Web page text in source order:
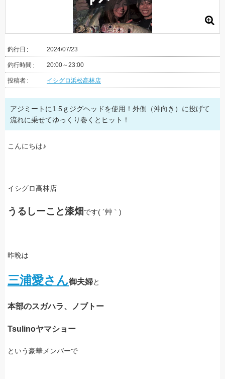
釣行日 2024/07/23
釣行時間 20:00～23:00
投稿者 イシグロ浜松高林店
アジミートに1.5ｇジグヘッドを使用！外側（沖向き）に投げて
流れに乗せてゆっくり巻くとヒット！
こんにちは♪
イシグロ高林店
うるしーこと漆畑 です( ´艸｀)
昨晩は
三浦愛さん御夫婦と
本部のスガハラ、ノブトー
Tsulinoヤマショー
という豪華メンバーで